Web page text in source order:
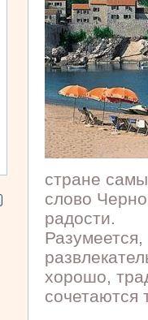
стране
слово
радости.
хорошо,
сочетаются